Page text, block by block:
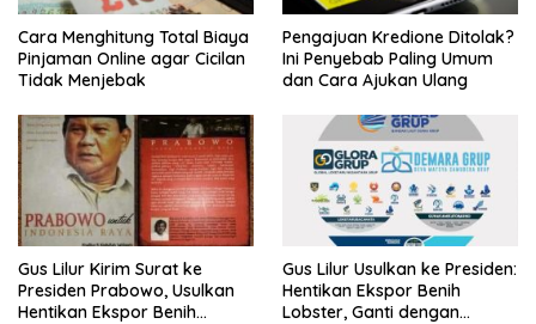
Cara Menghitung Total Biaya
Pinjaman Online agar Cicilan
Tidak Menjebak
Pengajuan Kredione Ditolak?
Ini Penyebab Paling Umum
dan Cara Ajukan Ulang
Gus Lilur Kirim Surat ke
Presiden Prabowo, Usulkan
Hentikan Ekspor Benih
Gus Lilur Usulkan ke Presiden:
Hentikan Ekspor Benih
Lobster, Ganti dengan